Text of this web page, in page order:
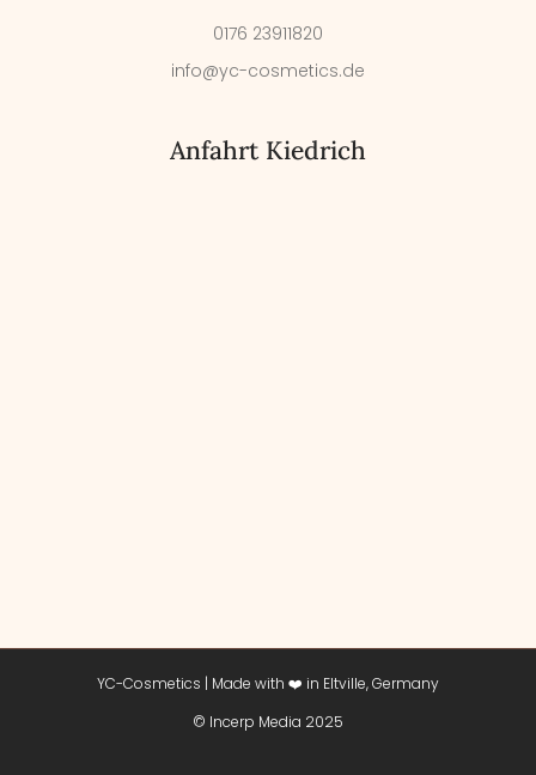
0176 23911820
info@yc-cosmetics.de
Anfahrt Kiedrich
YC-Cosmetics | Made with ❤️ in Eltville, Germany
© Incerp Media 2025